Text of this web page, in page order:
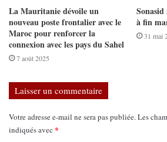
La Mauritanie dévoile un
nouveau poste frontalier avec le
Maroc pour renforcer la
connexion avec les pays du Sahel
7 août 2025
à fin
31 mai
Laisser un commentaire
Votre adresse e-mail ne sera pas publiée.Les
indiqués avec *